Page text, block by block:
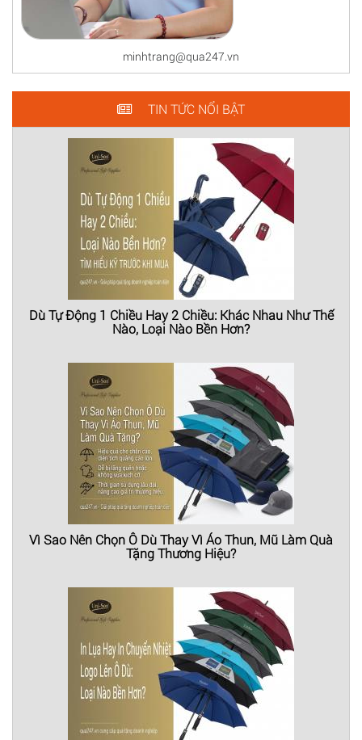
minhtrang@qua247.vn
TIN TỨC NỔI BẬT
Dù Tự Động 1 Chiều Hay 2 Chiều: Khác Nhau Như Thế
Nào, Loại Nào Bền Hơn?
Vì Sao Nên Chọn Ô Dù Thay Vì Áo Thun, Mũ Làm Quà
Tặng Thương Hiệu?